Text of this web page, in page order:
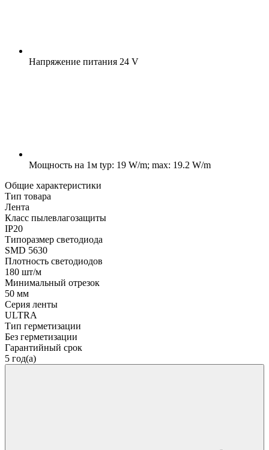
Напряжение питания 24 V
Мощность на 1м typ: 19 W/m; max: 19.2 W/m
Общие характеристики
Тип товара
Лента
Класс пылевлагозащиты
IP20
Типоразмер светодиода
SMD 5630
Плотность светодиодов
180 шт/м
Минимальный отрезок
50 мм
Серия ленты
ULTRA
Тип герметизации
Без герметизации
Гарантийный срок
5 год(а)